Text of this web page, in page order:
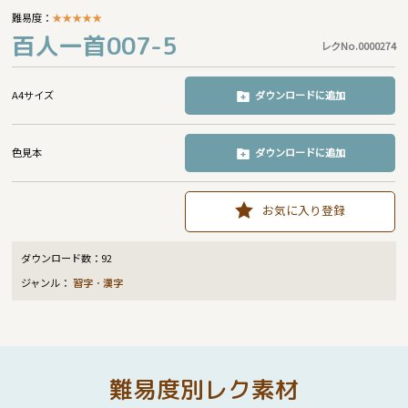
難易度：★★★★★
百人一首007-5 レクNo.0000274
A4サイズ ダウンロードに追加
色見本 ダウンロードに追加
お気に入り登録
ダウンロード数： 92
ジャンル：習字・漢字
難易度別レク素材